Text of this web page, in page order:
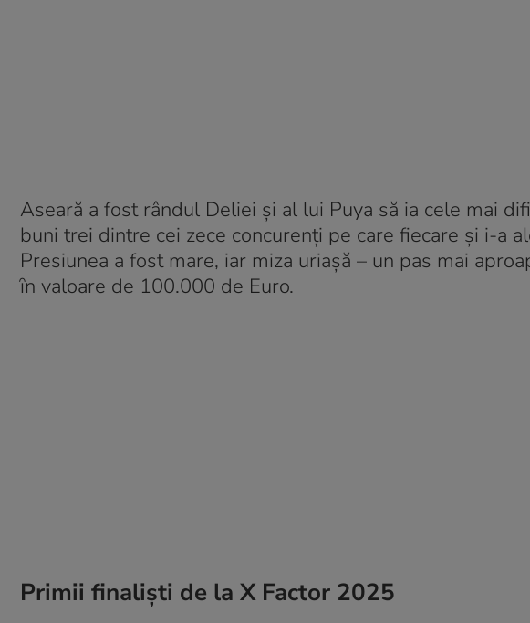
Aseară a fost rândul Deliei și al lui Puya să ia cele mai
buni trei dintre cei zece concurenţi pe care fiecare și i-a
Presiunea a fost mare, iar miza uriașă – un pas mai
ȋn valoare de 100.000 de Euro.
Primii finaliști de la X Factor 2025